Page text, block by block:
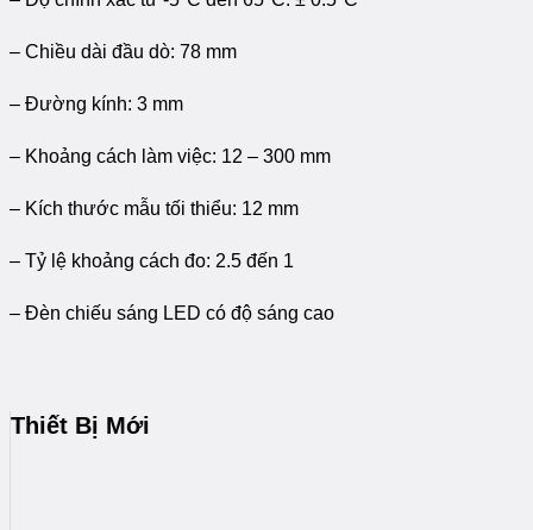
– Chiều dài đầu dò: 78 mm
– Đường kính: 3 mm
– Khoảng cách làm việc: 12 – 300 mm
– Kích thước mẫu tối thiểu: 12 mm
– Tỷ lệ khoảng cách đo: 2.5 đến 1
– Đèn chiếu sáng LED có độ sáng cao
Thiết Bị Mới